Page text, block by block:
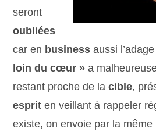
seront
oubliées
car en business aussi
loin du cœur » a
restant proche de lacible,
esprit en veillant à rappeler
existe, on envoie par la même